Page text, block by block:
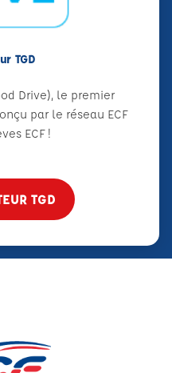
TGD
Drive), le premier
par le réseau ECF
ECF !
TGD